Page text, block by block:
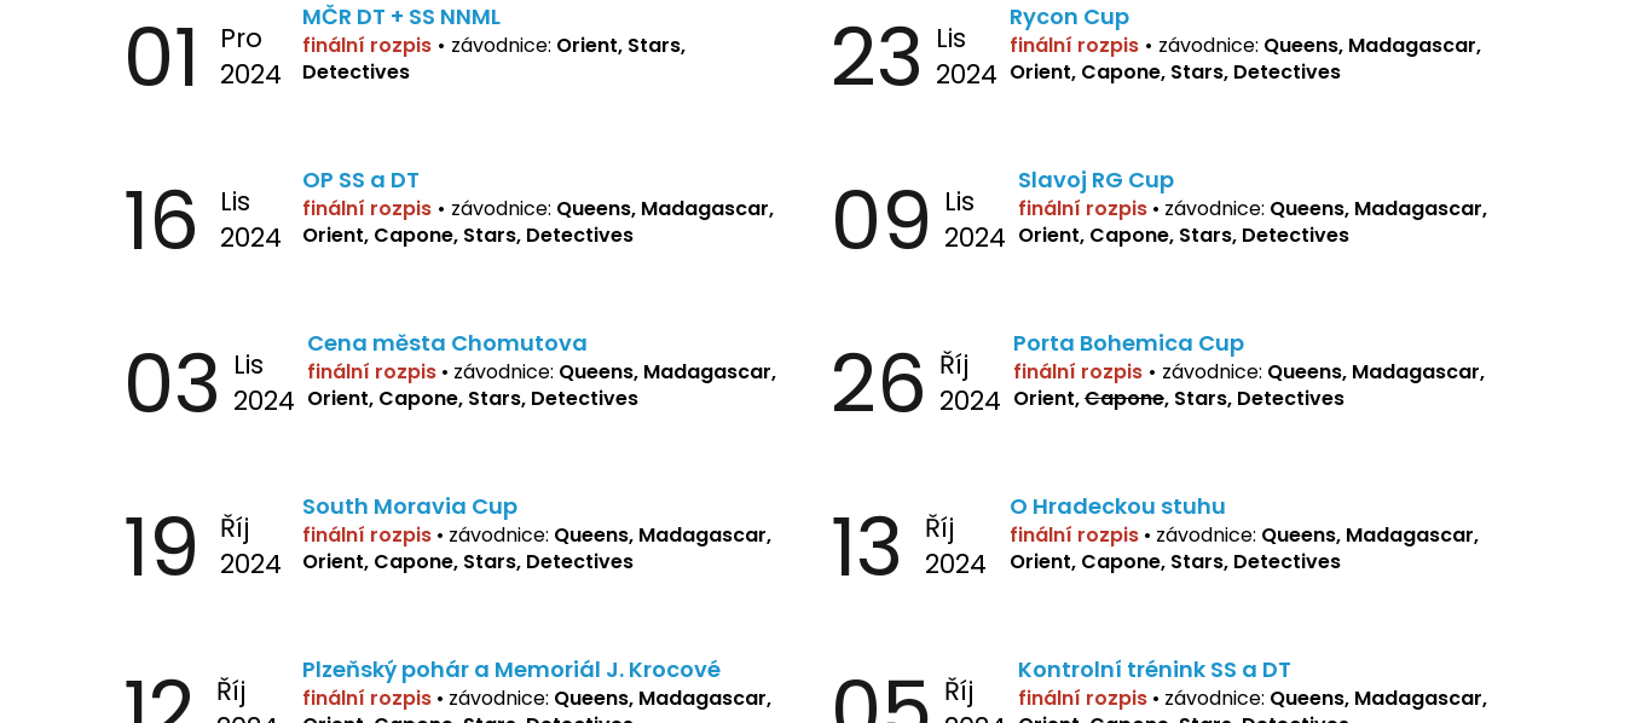
01
Pro
2024
MČR DT + SS NNML
finální rozpis • závodnice: Orient, Stars,
Detectives
23 Lis
2024
Rycon Cup
finální rozpis • závodnice: Queens, Madagascar,
Orient, Capone, Stars, Detectives
16
Lis
2024
OP SS a DT
finální rozpis • závodnice: Queens, Madagascar,
Orient, Capone, Stars, Detectives
09 Lis
2024
Slavoj RG Cup
finální rozpis • závodnice: Queens, Madagascar,
Orient, Capone, Stars, Detectives
03 Lis
2024
Cena města Chomutova
finální rozpis • závodnice: Queens, Madagascar,
Orient, Capone, Stars, Detectives
26 Říj
2024
Porta Bohemica Cup
finální rozpis • závodnice: Queens, Madagascar,
Orient,Capone, Stars, Detectives
19
Říj
2024
South Moravia Cup
finální rozpis • závodnice: Queens, Madagascar,
Orient, Capone, Stars, Detectives
13
Říj
2024
O Hradeckou stuhu
finální rozpis • závodnice: Queens, Madagascar,
Orient, Capone, Stars, Detectives
Říj
Plzeňský pohár a Memoriál J. Krocové
finální rozpis • závodnice: Queens, Madagascar,
Říj
Kontrolní trénink SS a DT
finální rozpis • závodnice: Queens, Madagascar,